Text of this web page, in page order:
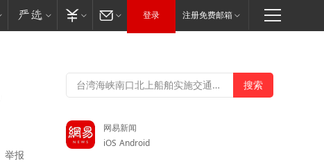
登录 注册免费邮箱
举报
网易新闻
iOS Android